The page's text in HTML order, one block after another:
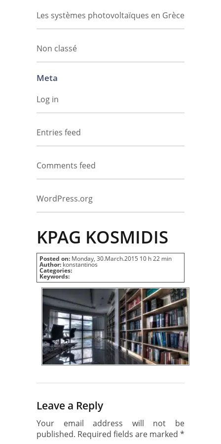
Les systèmes photovoltaïques en Grèce
Non classé
Meta
Log in
Entries feed
Comments feed
WordPress.org
KPAG KOSMIDIS
Posted on: Monday, 30.March.2015 10 h 22 min
Author: konstantinos
Categories:
Keywords:
Leave a Reply
Your email address will not be
published. Required fields are marked *